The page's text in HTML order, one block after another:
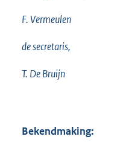
F. Vermeulen
de secretaris,
T. De Bruijn
Bekendmaking: